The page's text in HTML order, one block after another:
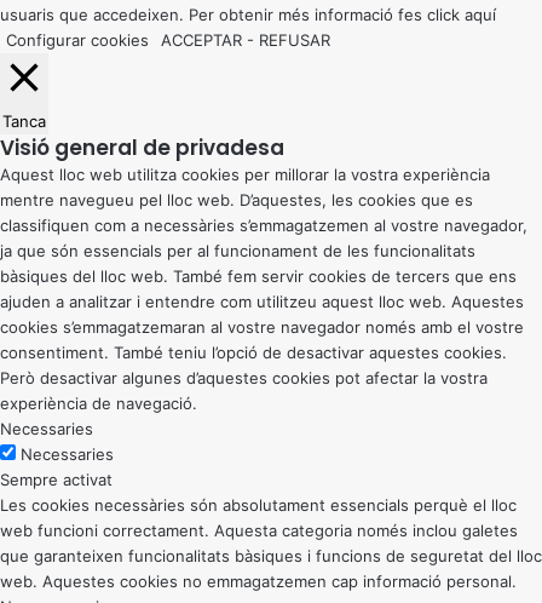
usuaris que accedeixen. Per obtenir més informació fes click aquí
Configurar cookies
ACCEPTAR - REFUSAR
Tanca
Visió general de privadesa
Aquest lloc web utilitza cookies per millorar la vostra experiència
mentre navegueu pel lloc web. D’aquestes, les cookies que es
classifiquen com a necessàries s’emmagatzemen al vostre navegador,
ja que són essencials per al funcionament de les funcionalitats
bàsiques del lloc web. També fem servir cookies de tercers que ens
ajuden a analitzar i entendre com utilitzeu aquest lloc web. Aquestes
cookies s’emmagatzemaran al vostre navegador només amb el vostre
consentiment. També teniu l’opció de desactivar aquestes cookies.
Però desactivar algunes d’aquestes cookies pot afectar la vostra
experiència de navegació.
Necessaries
Necessaries
Sempre activat
Les cookies necessàries són absolutament essencials perquè el lloc
web funcioni correctament. Aquesta categoria només inclou galetes
que garanteixen funcionalitats bàsiques i funcions de seguretat del lloc
web. Aquestes cookies no emmagatzemen cap informació personal.